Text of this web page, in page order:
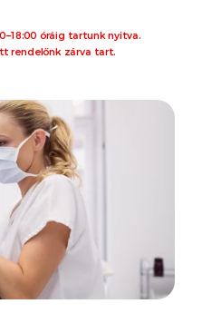
óráig tartunk nyitva.
rendelőnk zárva tart.